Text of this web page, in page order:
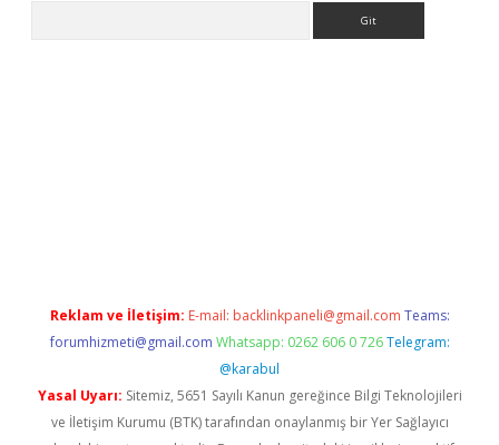
Reklam ve İletişim: E-mail: backlinkpaneli@gmail.com Teams:
forumhizmeti@gmail.com Whatsapp: 0262 606 0 726 Telegram:
@karabul
Yasal Uyarı: Sitemiz, 5651 Sayılı Kanun gereğince Bilgi Teknolojileri
ve İletişim Kurumu (BTK) tarafından onaylanmış bir Yer Sağlayıcı